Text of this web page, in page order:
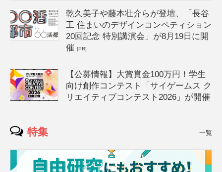
乾久美子や藤本壮介らが登壇、「長谷
工 住まいのデザインコンペティション
20回記念 特別講演会」が8月19日に開
催[PR]
【公募情報】大賞賞金100万円！学生
向け創作コンテスト「サイゲームス ク
リエイティブコンテスト2026」が開催
特集 一覧